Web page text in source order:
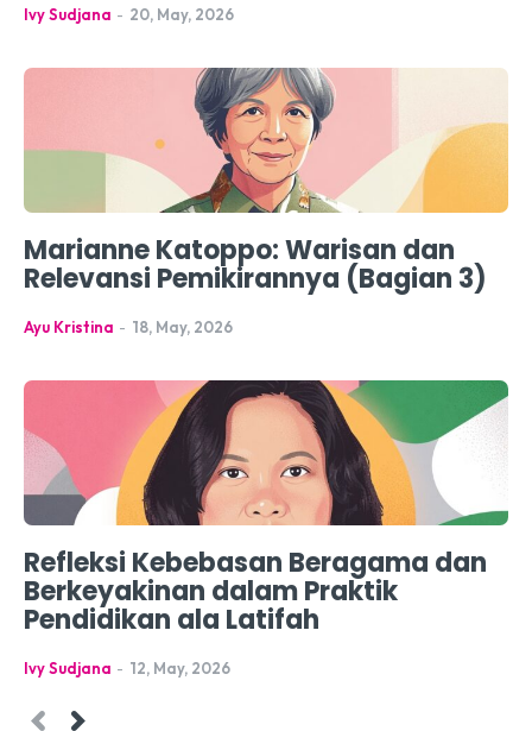
Ivy Sudjana - 20, May, 2026
Marianne Katoppo: Warisan dan
Relevansi Pemikirannya (Bagian 3)
Ayu Kristina - 18, May, 2026
Refleksi Kebebasan Beragama dan
Berkeyakinan dalam Praktik
Pendidikan ala Latifah
Ivy Sudjana - 12, May, 2026